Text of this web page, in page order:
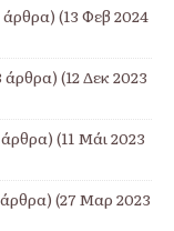
άρθρα) (13 Φεβ 2024
άρθρα) (12 Δεκ 2023
(11 Μάι 2023
(27 Μαρ 2023